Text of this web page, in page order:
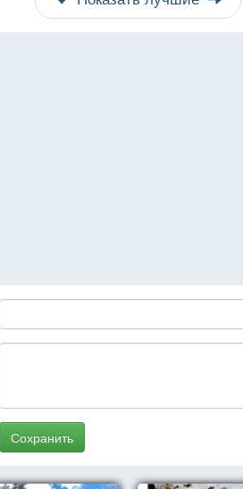
Сохранить